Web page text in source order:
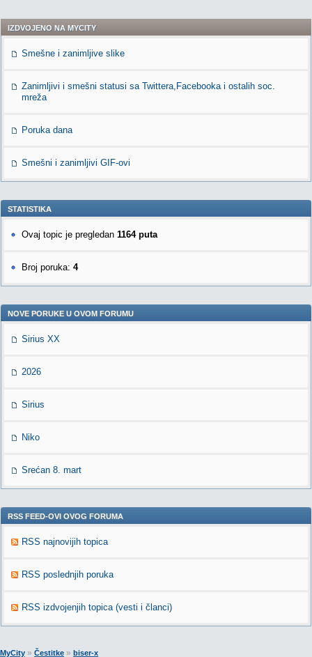
IZDVOJENO NA MYCITY
Smešne i zanimljive slike
Zanimljivi i smešni statusi sa Twittera,Facebooka i ostalih soc.
mreža
Poruka dana
Smešni i zanimljivi GIF-ovi
STATISTIKA
Ovaj topic je pregledan 1164 puta
Broj poruka: 4
NOVE PORUKE U OVOM FORUMU
Sirius XX
2026
Sirius
Niko
Srećan 8. mart
RSS FEED-OVI OVOG FORUMA
RSS najnovijih topica
RSS poslednjih poruka
RSS izdvojenjih topica (vesti i članci)
MyCity » Čestitke » biser-x